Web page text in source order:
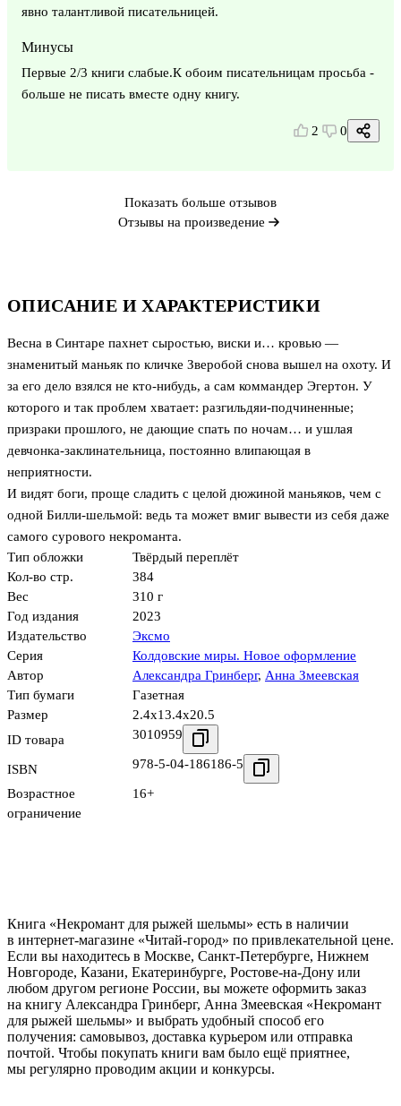
ОПИСАНИЕ И ХАРАКТЕРИСТИКИ
Весна в Синтаре пахнет сыростью, виски и… кровью —
знаменитый маньяк по кличке Зверобой снова вышел на охоту. И
за его дело взялся не кто-нибудь, а сам коммандер Эгертон. У
которого и так проблем хватает: разгильдяи-подчиненные;
призраки прошлого, не дающие спать по ночам… и ушлая
девчонка-заклинательница, постоянно влипающая в
неприятности.
И видят боги, проще сладить с целой дюжиной маньяков, чем с
одной Билли-шельмой: ведь та может вмиг вывести из себя даже
самого сурового некроманта.
Тип обложки
Твёрдый переплёт
Кол-во стр.
384
Вес
310 г
Год издания
2023
Издательство
Эксмо
Серия
Колдовские миры. Новое оформление
Автор
Александра Гринберг, Анна Змеевская
Тип бумаги
Газетная
Размер
2.4x13.4x20.5
ID товара
3010959
ISBN 978-5-04-186186-5
Возрастное
ограничение
16+
явно талантливой писательницей.
Минусы
Первые 2/3 книги слабые.К обоим писательницам просьба -
больше не писать вместе одну книгу.
2 0
Показать больше отзывов
Отзывы на произведение
Книга «Некромант для рыжей шельмы» есть в наличии
в интернет-магазине «Читай-город» по привлекательной цене.
Если вы находитесь в Москве, Санкт-Петербурге, Нижнем
Новгороде, Казани, Екатеринбурге, Ростове-на-Дону или
любом другом регионе России, вы можете оформить заказ
на книгу Александра Гринберг, Анна Змеевская «Некромант
для рыжей шельмы» и выбрать удобный способ его
получения: самовывоз, доставка курьером или отправка
почтой. Чтобы покупать книги вам было ещё приятнее,
мы регулярно проводим акции и конкурсы.